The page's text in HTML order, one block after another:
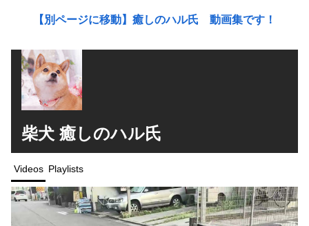
【別ページに移動】癒しのハル氏 動画集です！
柴犬 癒しのハル氏
Videos Playlists